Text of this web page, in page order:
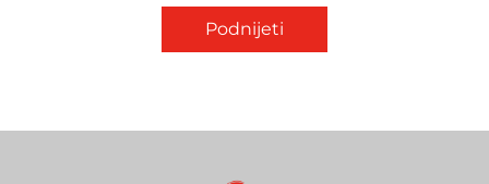
Podnijeti